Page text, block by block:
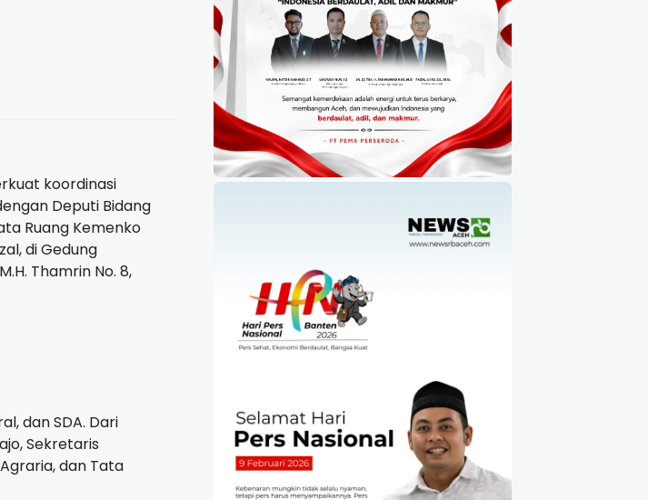
koordinasi
Deputi Bidang
Ruang Kemenko
di Gedung
Thamrin No. 8,
dan SDA. Dari
Sekretaris
dan Tata